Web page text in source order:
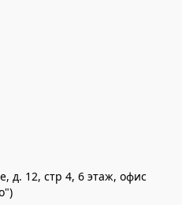
д. 12, стр 4, 6 этаж, офис